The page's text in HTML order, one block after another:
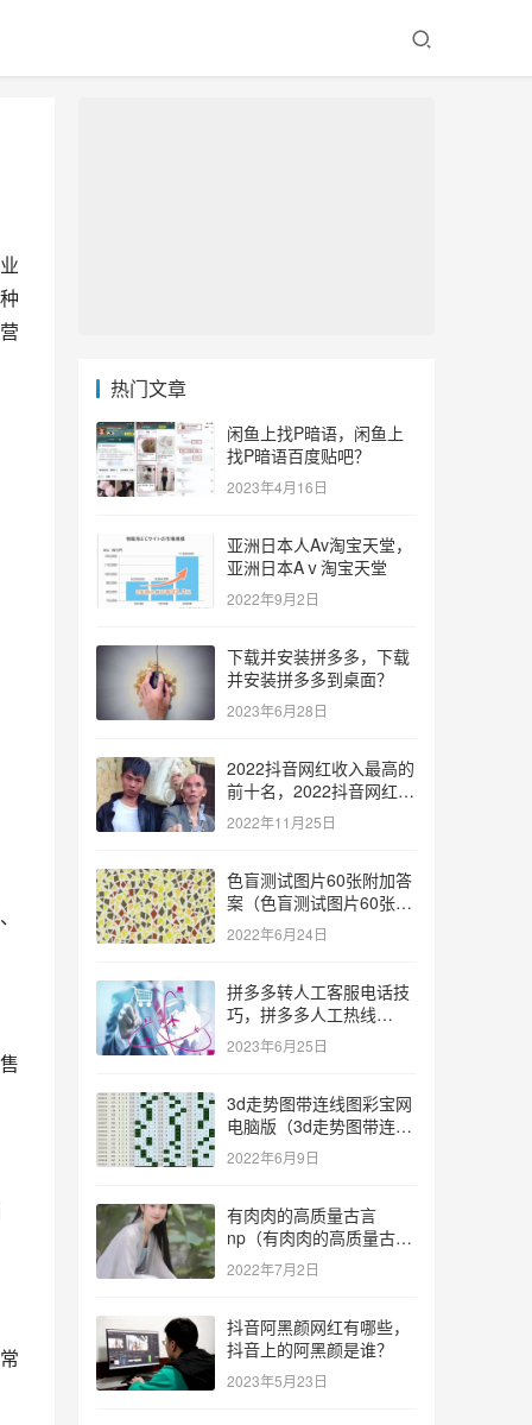
热门文章
闲鱼上找P暗语，闲鱼上
找P暗语百度贴吧？
2023年4月16日
亚洲日本人Av淘宝天堂，
亚洲日本Aⅴ淘宝天堂
2022年9月2日
下载并安装拼多多，下载
并安装拼多多到桌面？
2023年6月28日
2022抖音网红收入最高的
前十名，2022抖音网红收
入最高的前十名有哪些？
2022年11月25日
色盲测试图片60张附加答
案（色盲测试图片60张复
杂）
2022年6月24日
拼多多转人工客服电话技
巧，拼多多人工热线
9541344？
2023年6月25日
3d走势图带连线图彩宝网
电脑版（3d走势图带连线
图彩宝网手机版）
2022年6月9日
有肉肉的高质量古言
np（有肉肉的高质量古言
np推荐）
2022年7月2日
抖音阿黑颜网红有哪些，
抖音上的阿黑颜是谁？
2023年5月23日